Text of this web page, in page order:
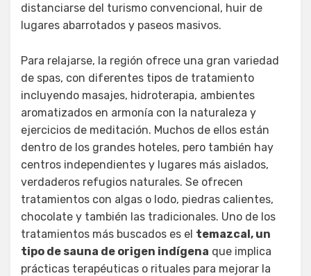
distanciarse del turismo convencional, huir de
lugares abarrotados y paseos masivos.
Para relajarse, la región ofrece una gran variedad
de spas, con diferentes tipos de tratamiento
incluyendo masajes, hidroterapia, ambientes
aromatizados en armonía con la naturaleza y
ejercicios de meditación. Muchos de ellos están
dentro de los grandes hoteles, pero también hay
centros independientes y lugares más aislados,
verdaderos refugios naturales. Se ofrecen
tratamientos con algas o lodo, piedras calientes,
chocolate y también las tradicionales. Uno de los
tratamientos más buscados es el temazcal, un
tipo de sauna de origen indígena que implica
prácticas terapéuticas o rituales para mejorar la